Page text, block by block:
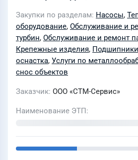
Закупки по разделам Насосы,
оборудование, Обслуживание и
турбин, Обслуживание и ремонт
Крепежные изделия, Подшипники
оснастка, Услуги по
снос объектов
Заказчик ООО «СТМ-Сервис»
Наименование ЭТП